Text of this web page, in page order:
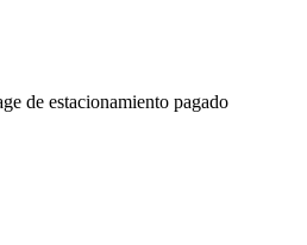
de estacionamiento pagado